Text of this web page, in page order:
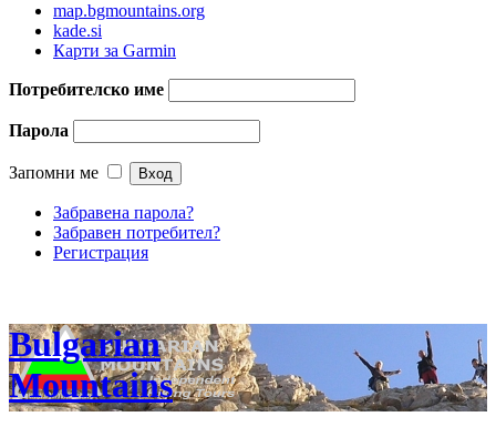
map.bgmountains.org
kade.si
Карти за Garmin
Потребителско име
Парола
Запомни ме
Забравена парола?
Забравен потребител?
Регистрация
Bulgarian
Mountains